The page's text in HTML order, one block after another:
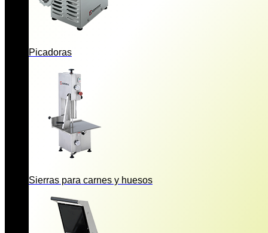
Picadoras
Sierras para carnes y huesos